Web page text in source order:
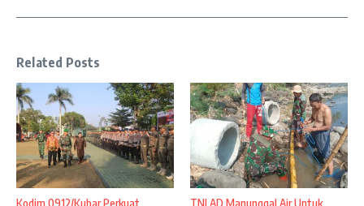
Related Posts
Kodim 0912/Kubar Perkuat
TNI AD Manunggal Air Untuk